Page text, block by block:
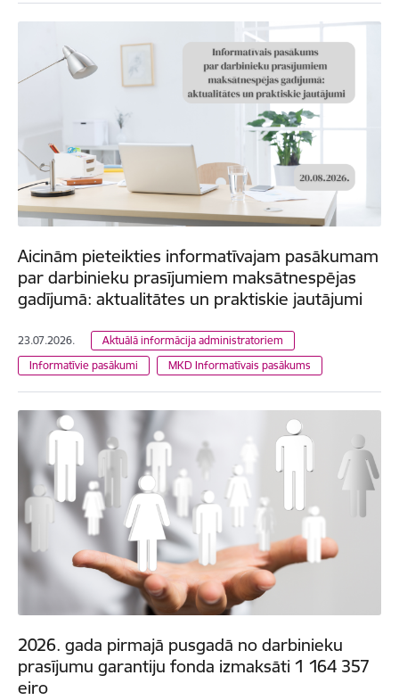
Aicinām pieteikties informatīvajam pasākumam
par darbinieku prasījumiem maksātnespējas
gadījumā: aktualitātes un praktiskie jautājumi
23.07.2026.
Aktuālā informācija administratoriem
Informatīvie pasākumi
MKD Informatīvais pasākums
2026. gada pirmajā pusgadā no darbinieku
prasījumu garantiju fonda izmaksāti 1 164 357
eiro